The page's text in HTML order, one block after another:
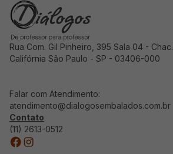
Rua Com. Gil Pinheiro, 395 Sala 04 - Chac.
Califórnia São Paulo - SP - 03406-000
Falar com Atendimento:
atendimento@dialogosembalados.com.br
Contato
(11) 2613-0512